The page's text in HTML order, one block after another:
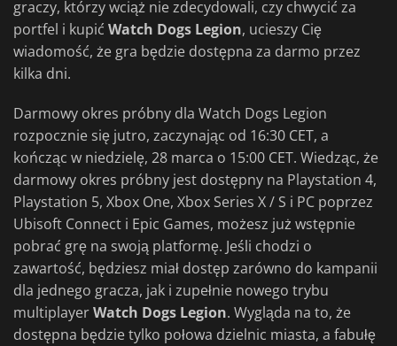
graczy, którzy wciąż nie zdecydowali, czy chwycić za
portfel i kupić Watch Dogs Legion, ucieszy Cię
wiadomość, że gra będzie dostępna za darmo przez
kilka dni.
Darmowy okres próbny dla Watch Dogs Legion
rozpocznie się jutro, zaczynając od 16:30 CET, a
kończąc w niedzielę, 28 marca o 15:00 CET. Wiedząc, że
darmowy okres próbny jest dostępny na Playstation 4,
Playstation 5, Xbox One, Xbox Series X / S i PC poprzez
Ubisoft Connect i Epic Games, możesz już wstępnie
pobrać grę na swoją platformę. Jeśli chodzi o
zawartość, będziesz miał dostęp zarówno do kampanii
dla jednego gracza, jak i zupełnie nowego trybu
multiplayerWatch Dogs Legion. Wygląda na to, że
dostępna będzie tylko połowa dzielnic miasta, a fabułę